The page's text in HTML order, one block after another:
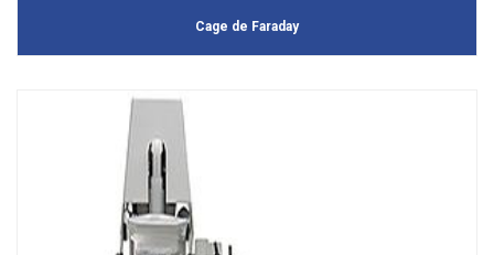
Cage de Faraday